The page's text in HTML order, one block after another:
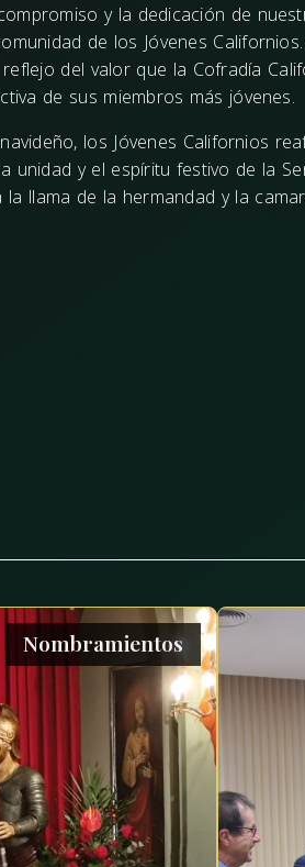
y la dedicación de
de los Jóvenes
del valor que la Cofradía
de sus miembros más jóvenes.
los Jóvenes Californios
unidad y el espíritu festivo de la
la llama de la hermandad y la
Nombramientos